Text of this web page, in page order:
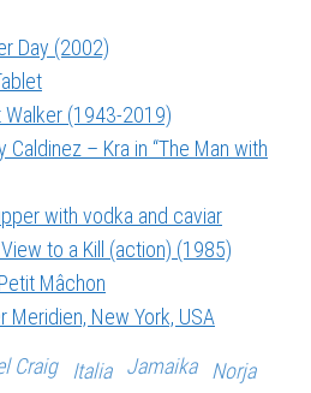
Day (2002)
(1943-2019)
Caldinez – Kra in “The Man with
with vodka and caviar
to a Kill (action) (1985)
Mâchon
Meridien, New York, USA
Craig Italia Jamaika Norja